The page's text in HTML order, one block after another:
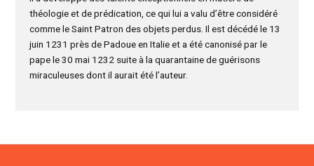
théologie et de prédication, ce qui lui a valu d’être considéré
comme le Saint Patron des objets perdus. Il est décédé le 13
juin 1231 près de Padoue en Italie et a été canonisé par le
pape le 30 mai 1232 suite à la quarantaine de guérisons
miraculeuses dont il aurait été l’auteur.